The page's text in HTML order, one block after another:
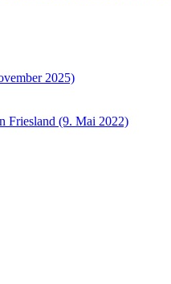
2025)
Friesland (9. Mai 2022)